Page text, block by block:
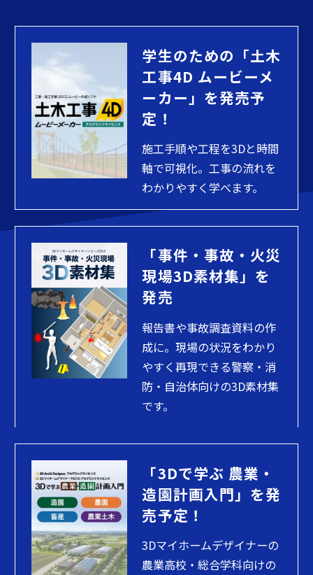
学生のための「土木
工事4D ムービーメ
ーカー」を発売予
定！
施工手順や工程を3Dと時間
軸で可視化。工事の流れを
わかりやすく学べます。
「事件・事故・火災
現場3D素材集」を
発売
報告書や事故調査資料の作
成に。現場の状況をわかり
やすく再現できる警察・消
防・自治体向けの3D素材集
です。
「3Dで学ぶ 農業・
造園計画入門」を発
売予定！
3Dマイホームデザイナーの
農業高校・総合学科向けの